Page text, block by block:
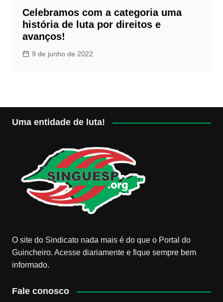
Celebramos com a categoria uma
história de luta por direitos e
avanços!
9 de junho de 2022
Uma entidade de luta!
O site do Sindicato nada mais é do que o Portal do
Guincheiro. Acesse diariamente e fique sempre bem
informado.
Fale conosco